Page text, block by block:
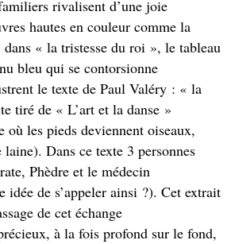
rivalisent d’une joie
hautes en couleur comme la
dans « la tristesse du roi », le tableau
bleu qui se contorsionne
le texte de Paul Valéry : « la
tiré de « L’art et la danse »
où les pieds deviennent oiseaux,
Dans ce texte 3 personnes
Phèdre et le médecin
idée de s’appeler ainsi ?). Cet extrait
de cet échange
à la fois profond sur le fond,